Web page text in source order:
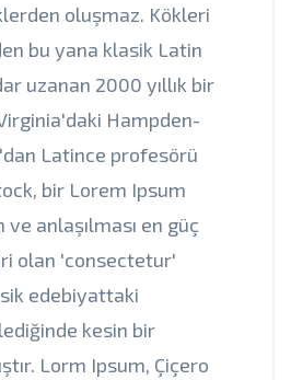
oluşmaz. Kökleri
bu yana klasik Latin
uzanan 2000 yıllık bir
Hampden-
Latince profesörü
bir Lorem Ipsum
ve anlaşılması en güç
olan 'consectetur'
edebiyattaki
kesin bir
Lorm Ipsum, Çiçero